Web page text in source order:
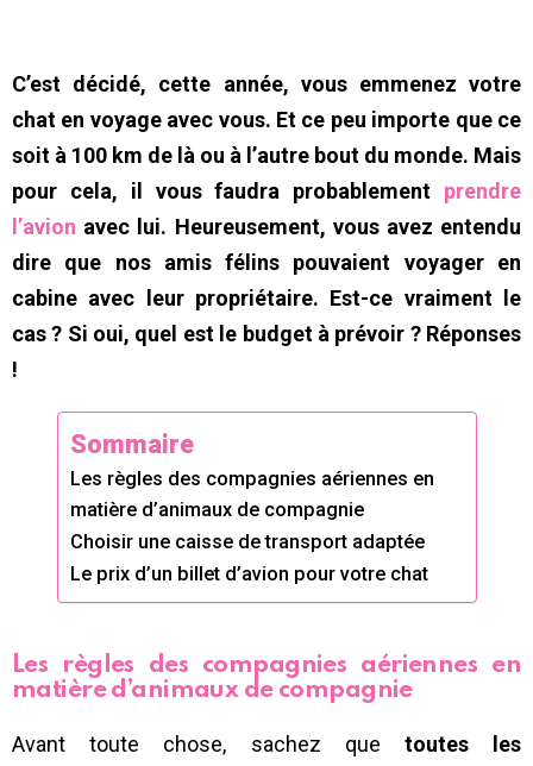
C’est décidé, cette année, vous emmenez votre
chat en voyage avec vous. Et ce peu importe que ce
soit à 100 km de là ou à l’autre bout du monde. Mais
pour cela, il vous faudra probablement prendre
l’avion avec lui. Heureusement, vous avez entendu
dire que nos amis félins pouvaient voyager en
cabine avec leur propriétaire. Est-ce vraiment le
cas ? Si oui, quel est le budget à prévoir ? Réponses
!
Sommaire
Les règles des compagnies aériennes en
matière d’animaux de compagnie
Choisir une caisse de transport adaptée
Le prix d’un billet d’avion pour votre chat
Les règles des compagnies aériennes en
matière d’animaux de compagnie
Avant toute chose, sachez que toutes les